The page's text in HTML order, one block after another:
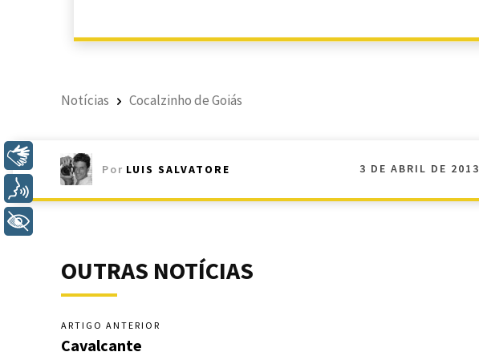
Notícias Cocalzinho de Goiás
Por LUIS SALVATORE 3 DE ABRIL DE 2013
OUTRAS NOTÍCIAS
ARTIGO ANTERIOR
Cavalcante
Libras
Voz